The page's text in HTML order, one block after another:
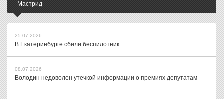
Мастрид
25.07.2026
В Екатеринбурге сбили беспилотник
08.07.2026
Володин недоволен утечкой информации о премиях депутатам